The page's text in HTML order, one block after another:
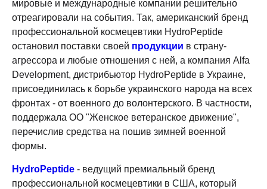
мировые и международные компании решительно
отреагировали на события. Так, американский бренд
профессиональной космецевтики HydroPeptide
остановил поставки своей продукции в страну-
агрессора и любые отношения с ней, а компания Alfa
Development, дистрибьютор HydroРeptide в Украине,
присоединилась к борьбе украинского народа на всех
фронтах - от военного до волонтерского. В частности,
поддержала ОО "Женское ветеранское движение",
перечислив средства на пошив зимней военной
формы.
HydroPeptide - ведущий премиальный бренд
профессиональной космецевтики в США, который